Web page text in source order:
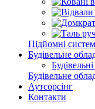
Підйомні
Будівельне
Будівельні
Будівельне
Аутсорсінг
Контакти